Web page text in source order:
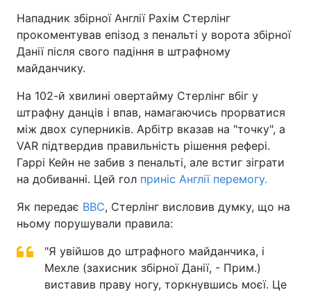
Нападник збірної Англії Рахім Стерлінг
прокоментував епізод з пенальті у ворота збірної
Данії після свого падіння в штрафному
майданчику.
На 102-й хвилині овертайму Стерлінг вбіг у
штрафну данців і впав, намагаючись прорватися
між двох суперників. Арбітр вказав на "точку", а
VAR підтвердив правильність рішення рефері.
Гаррі Кейн не забив з пенальті, але встиг зіграти
на добиванні. Цей гол приніс Англії перемогу.
Як передає BBC, Стерлінг висловив думку, що на
ньому порушували правила:
"Я увійшов до штрафного майданчика, і
Мехле (захисник збірної Данії, - Прим.)
виставив праву ногу, торкнувшись моєї. Це